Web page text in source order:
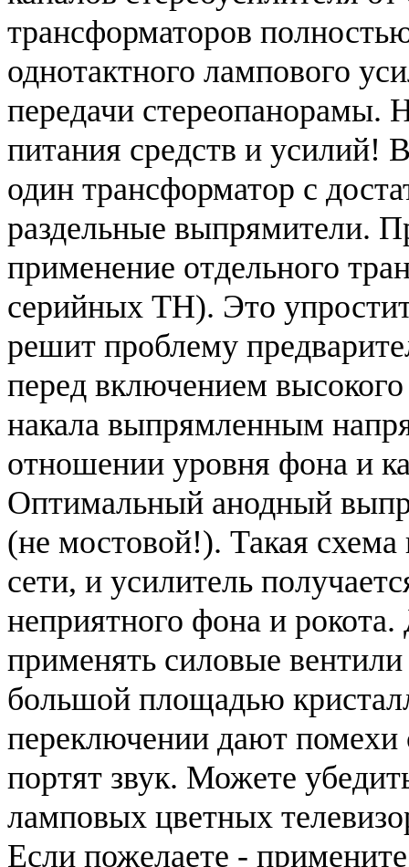
трансформаторов
однотактного лампового
передачи стереопанорамы.
питания средств и усилий!
один трансформатор с
раздельные выпрямители.
применение отдельного
серийных ТН). Это
решит проблему
перед включением
накала выпрямленным
отношении уровня фона и
Оптимальный анодный
(не мостовой!). Такая
сети, и усилитель
неприятного фона и
применять силовые
большой площадью
переключении дают
портят звук. Можете
ламповых цветных
Если пожелаете -